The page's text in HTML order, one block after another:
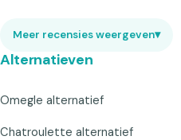
Meer recensies weergeven▾
Alternatieven
Omegle alternatief
Chatroulette alternatief